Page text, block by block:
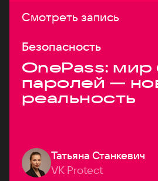
Смотреть запись
Безопасность
OnePass: мир
паролей —
реальность
Татьяна Станкевич
VK Protect